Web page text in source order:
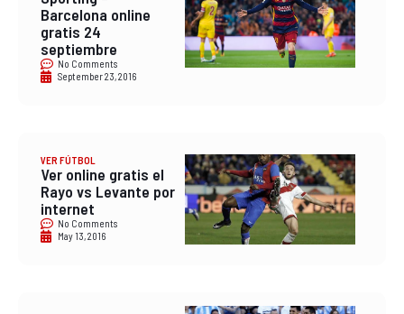
Barcelona online
gratis 24
septiembre
No Comments
September 23, 2016
VER FÚTBOL
Ver online gratis el
Rayo vs Levante por
internet
No Comments
May 13, 2016